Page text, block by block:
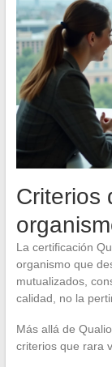
Criterios
La certificación
organismo que
mutualizados,
calidad, no la
Más allá de
criterios que rara